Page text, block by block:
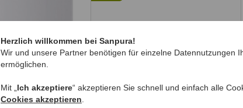
Herzlich willkommen bei Sanpura!
Wir und unsere Partner benötigen für einzelne Datennutzungen
ermöglichen.
Mit „ Ich akzeptiere“ akzeptieren Sie schnell und einfach alle
Cookies akzeptieren